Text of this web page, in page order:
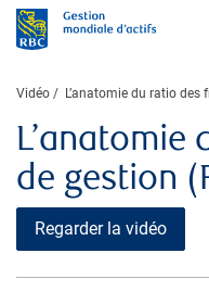
Vidéo ​L’anatomie du ratio des
​L’anatomie
de gestion
Regarder la vidéo